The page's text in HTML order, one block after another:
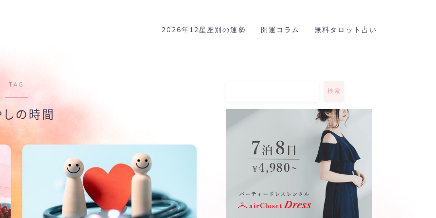
2026年12星座別の運勢 開運コラム 無料タロット占い
TAG
しの時間
検索